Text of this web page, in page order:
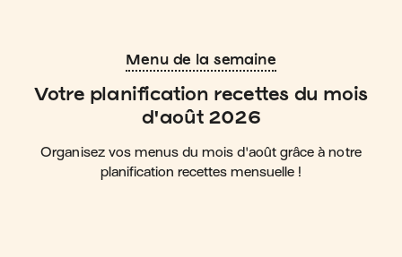
Menu de la semaine
Votre planification recettes du mois
d'août 2026
Organisez vos menus du mois d'août grâce à notre
planification recettes mensuelle !